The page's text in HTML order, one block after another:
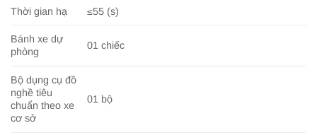
Thời gian hạ ≤55 (s)
Bánh xe dự
phòng
01 chiếc
Bộ dụng cụ đồ
nghề tiêu
chuẩn theo xe
cơ sở
01 bộ